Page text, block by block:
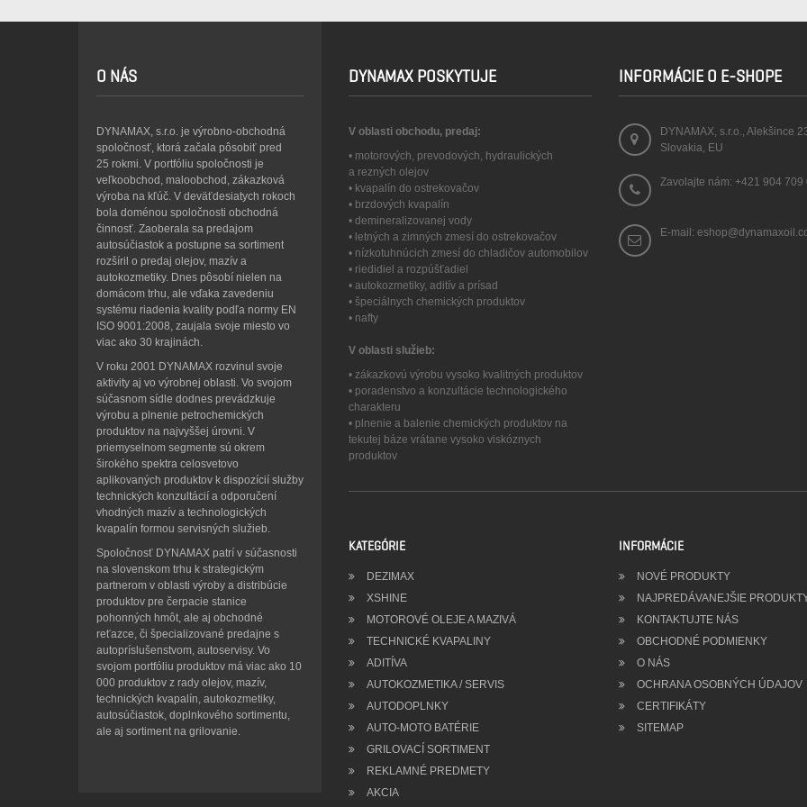
O NÁS
DYNAMAX, s.r.o. je výrobno-obchodná
spoločnosť, ktorá začala pôsobiť pred
25 rokmi. V portfóliu spoločnosti je
veľkoobchod, maloobchod, zákazková
výroba na kľúč. V deväťdesiatych rokoch
bola doménou spoločnosti obchodná
činnosť. Zaoberala sa predajom
autosúčiastok a postupne sa sortiment
rozšíril o predaj olejov, mazív a
autokozmetiky. Dnes pôsobí nielen na
domácom trhu, ale vďaka zavedeniu
systému riadenia kvality podľa normy EN
ISO 9001:2008, zaujala svoje miesto vo
viac ako 30 krajinách.
V roku 2001 DYNAMAX rozvinul svoje
aktivity aj vo výrobnej oblasti. Vo svojom
súčasnom sídle dodnes prevádzkuje
výrobu a plnenie petrochemických
produktov na najvyššej úrovni. V
priemyselnom segmente sú okrem
širokého spektra celosvetovo
aplikovaných produktov k dispozícií služby
technických konzultácií a odporučení
vhodných mazív a technologických
kvapalín formou servisných služieb.
Spoločnosť DYNAMAX patrí v súčasnosti
na slovenskom trhu k strategickým
partnerom v oblasti výroby a distribúcie
produktov pre čerpacie stanice
pohonných hmôt, ale aj obchodné
reťazce, či špecializované predajne s
autopríslušenstvom, autoservisy. Vo
svojom portfóliu produktov má viac ako 10
000 produktov z rady olejov, mazív,
technických kvapalín, autokozmetiky,
autosúčiastok, doplnkového sortimentu,
ale aj sortiment na grilovanie.
DYNAMAX POSKYTUJE
V oblasti obchodu, predaj:
• motorových, prevodových, hydraulických
a rezných olejov
• kvapalín do ostrekovačov
• brzdových kvapalín
• demineralizovanej vody
• letných a zimných zmesí do ostrekovačov
• nízkotuhnúcich zmesí do chladičov automobilov
• riedidiel a rozpúšťadiel
• autokozmetiky, aditív a prísad
• špeciálnych chemických produktov
• nafty
V oblasti služieb:
• zákazkovú výrobu vysoko kvalitných produktov
• poradenstvo a konzultácie technologického
charakteru
• plnenie a balenie chemických produktov na
tekutej báze vrátane vysoko viskóznych
produktov
INFORMÁCIE O E-SHOPE
DYNAMAX, s.r.o., Alekšince
Slovakia, EU
Zavolajte nám: +421 904 709
E-mail:
KATEGÓRIE
DEZIMAX
XSHINE
MOTOROVÉ OLEJE A MAZIVÁ
TECHNICKÉ KVAPALINY
ADITÍVA
AUTOKOZMETIKA / SERVIS
AUTODOPLNKY
AUTO-MOTO BATÉRIE
GRILOVACÍ SORTIMENT
REKLAMNÉ PREDMETY
AKCIA
INFORMÁCIE
NOVÉ PRODUKTY
NAJPREDÁVANEJŠIE
KONTAKTUJTE NÁS
OBCHODNÉ PODMIENKY
O NÁS
OCHRANA OSOBNÝCH ÚDAJOV
CERTIFIKÁTY
SITEMAP